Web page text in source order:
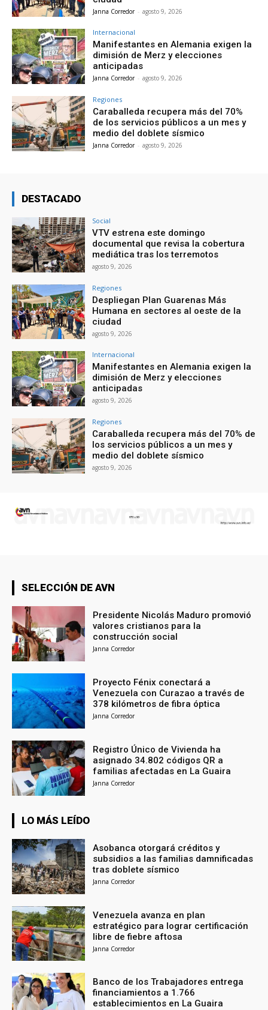
Janna Corredor - agosto 9, 2026
Internacional
Manifestantes en Alemania exigen la
dimisión de Merz y elecciones
anticipadas
Janna Corredor - agosto 9, 2026
Regiones
Caraballeda recupera más del 70%
de los servicios públicos a un mes y
medio del doblete sísmico
Janna Corredor - agosto 9, 2026
DESTACADO
Social
VTV estrena este domingo
documental que revisa la cobertura
mediática tras los terremotos
agosto 9, 2026
Regiones
Despliegan Plan Guarenas Más
Humana en sectores al oeste de la
ciudad
agosto 9, 2026
Internacional
Manifestantes en Alemania exigen la
dimisión de Merz y elecciones
anticipadas
agosto 9, 2026
Regiones
Caraballeda recupera más del 70% de
los servicios públicos a un mes y
medio del doblete sísmico
agosto 9, 2026
SELECCIÓN DE AVN
Presidente Nicolás Maduro promovió
valores cristianos para la
construcción social
Janna Corredor
Proyecto Fénix conectará a
Venezuela con Curazao a través de
378 kilómetros de fibra óptica
Janna Corredor
Registro Único de Vivienda ha
asignado 34.802 códigos QR a
familias afectadas en La Guaira
Janna Corredor
LO MÁS LEÍDO
Asobanca otorgará créditos y
subsidios a las familias damnificadas
tras doblete sísmico
Janna Corredor
Venezuela avanza en plan
estratégico para lograr certificación
libre de fiebre aftosa
Janna Corredor
Banco de los Trabajadores entrega
financiamientos a 1.766
establecimientos en La Guaira